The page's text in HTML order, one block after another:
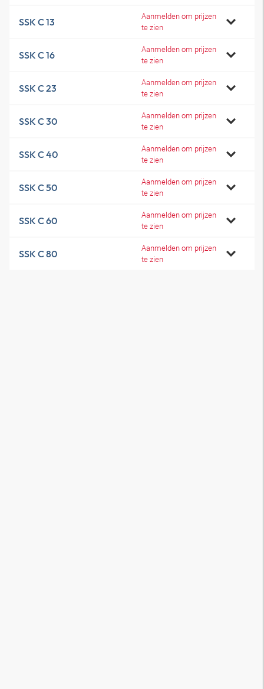
SSK C 13
Aanmelden om prijzen
te zien
SSK C 16
Aanmelden om prijzen
te zien
SSK C 23
Aanmelden om prijzen
te zien
SSK C 30
Aanmelden om prijzen
te zien
SSK C 40
Aanmelden om prijzen
te zien
SSK C 50
Aanmelden om prijzen
te zien
SSK C 60
Aanmelden om prijzen
te zien
SSK C 80
Aanmelden om prijzen
te zien